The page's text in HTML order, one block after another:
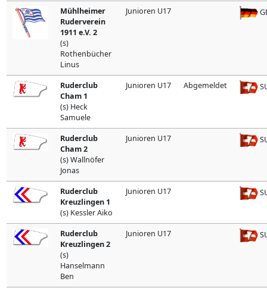
Mühlheimer
Ruderverein
1911 e.V. 2
(s)
Rothenbücher
Linus
Junioren U17
Ruderclub
Cham 1
(s) Heck
Samuele
Junioren U17 Abgemeldet
Ruderclub
Cham 2
(s) Wallnöfer
Jonas
Junioren U17
Ruderclub
Kreuzlingen 1
(s) Kessler Aiko
Junioren U17
Ruderclub
Kreuzlingen 2
(s)
Hanselmann
Ben
Junioren U17